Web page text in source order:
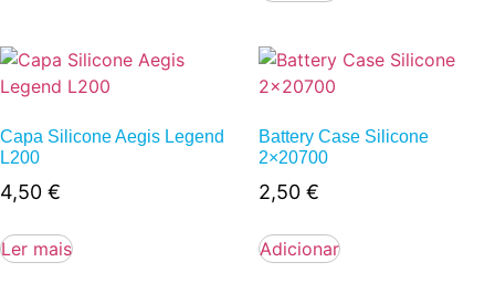
Capa Silicone Aegis Legend
L200
4,50 €
Ler mais
Battery Case Silicone
2×20700
2,50 €
Adicionar